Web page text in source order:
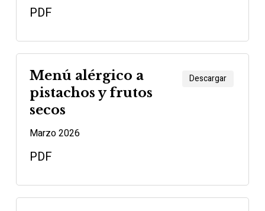
PDF
Menú alérgico a
pistachos y frutos
secos
Marzo 2026
PDF
Descargar